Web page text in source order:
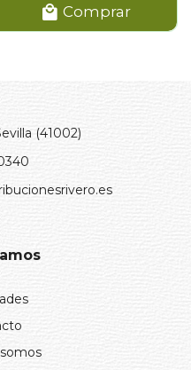
Comprar
(41002)